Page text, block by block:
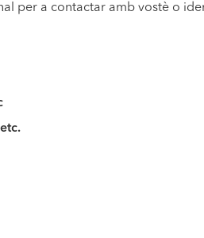
per a contactar amb vostè o